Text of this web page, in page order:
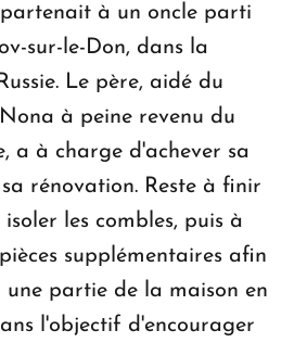
à un oncle parti
sur-le-Don, dans la
Le père, aidé du
à peine revenu du
a à charge d'achever sa
rénovation. Reste à finir
les combles, puis à
supplémentaires afin
partie de la maison en
l'objectif d'encourager